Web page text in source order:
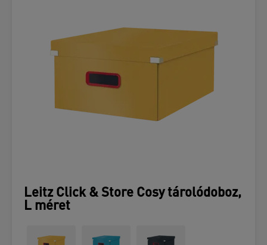
Leitz Click & Store Cosy tárolódoboz,
L méret